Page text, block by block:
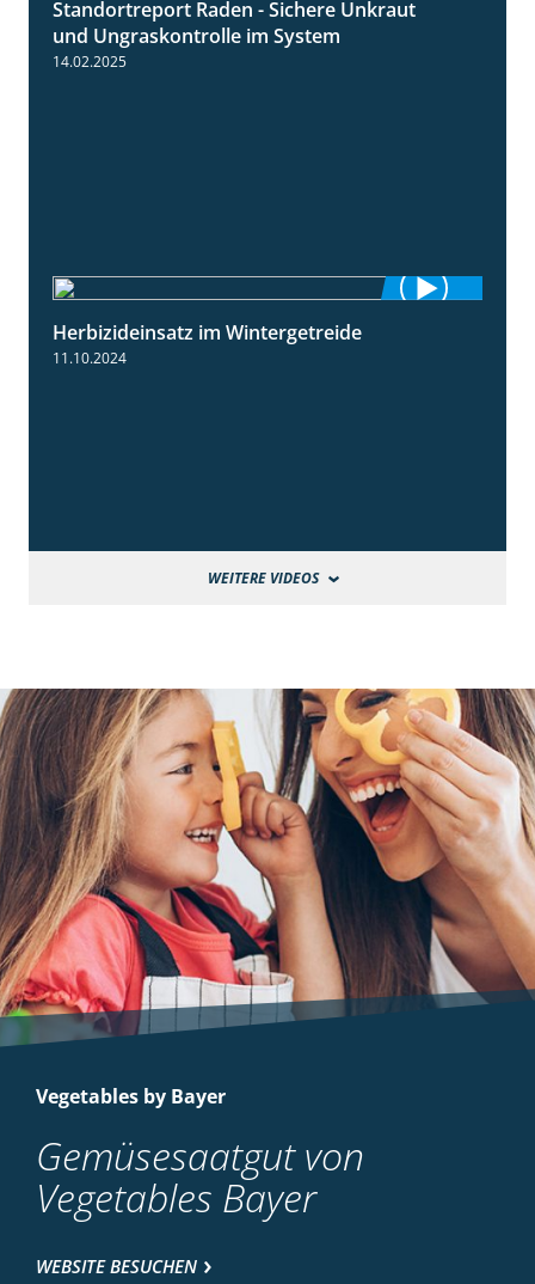
6:44
Standortreport Raden - Sichere Unkraut
und Ungraskontrolle im System
14.02.2025
Herbizideinsatz im Wintergetreide
11.10.2024
WEITERE VIDEOS
Vegetables by Bayer
Gemüsesaatgut von
Vegetables Bayer
WEBSITE BESUCHEN